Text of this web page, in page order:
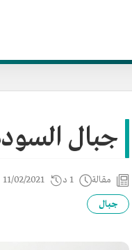
جبال
مقالة 1 د 11/02/2021
جبال